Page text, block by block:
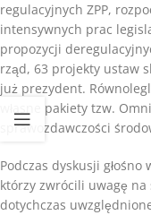
regulacyjnych ZPP,
intensywnych prac
propozycji
rząd, 63 projekty ustaw
już prezydent.
własne pakiety tzw.
sprawozdawczości
Podczas dyskusji
którzy zwrócili uwagę na
dotychczas